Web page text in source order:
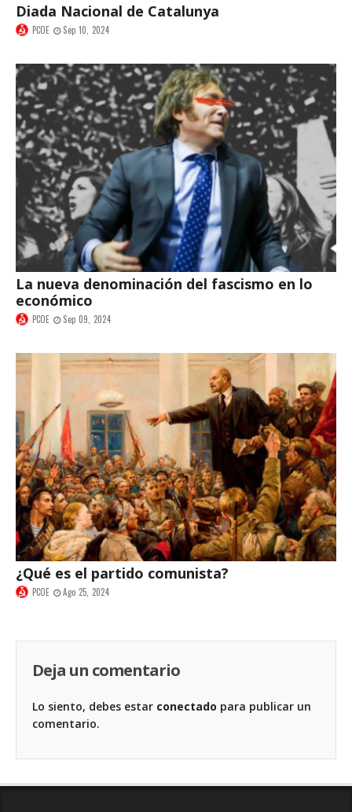
Diada Nacional de Catalunya
PCOE Sep 10, 2024
La nueva denominación del fascismo en lo
económico
PCOE Sep 09, 2024
¿Qué es el partido comunista?
PCOE Ago 25, 2024
Deja un comentario
Lo siento, debes estar conectado para publicar un
comentario.